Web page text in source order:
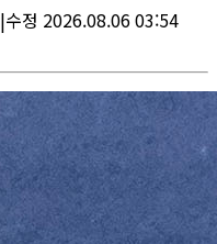
|수정 2026.08.06 03:54